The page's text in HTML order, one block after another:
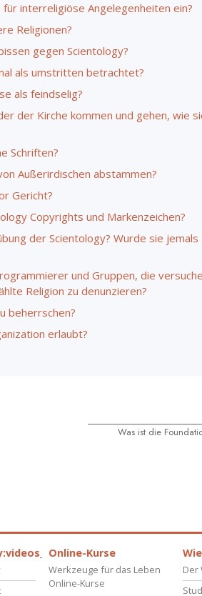
interreligiöse Angelegenheiten ein?
Religionen?
gegen Scientology?
als umstritten betrachtet?
als feindselig?
der Kirche kommen und gehen, wie
Schriften?
Außerirdischen abstammen?
Gericht?
Copyrights und Markenzeichen?
der Scientology? Wurde sie jemals
und Gruppen, die
Religion zu denunzieren?
beherrschen?
erlaubt?
Was ist die
Online-Kurse
Werkzeuge für das Leben
Online-Kurse
Der